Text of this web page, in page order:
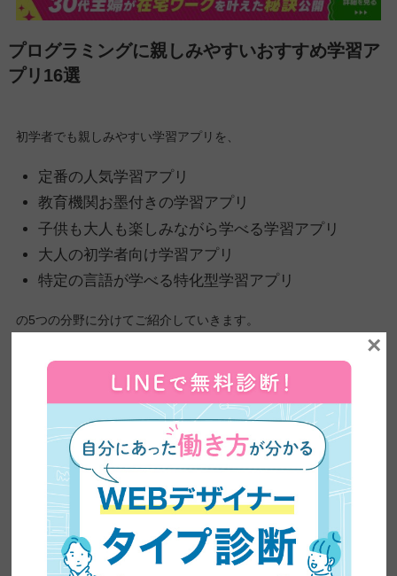
プログラミングに親しみやすいおすすめ学習ア
プリ16選
初学者でも親しみやすい学習アプリを、
定番の人気学習アプリ
教育機関お墨付きの学習アプリ
子供も大人も楽しみながら学べる学習アプリ
大人の初学者向け学習アプリ
特定の言語が学べる特化型学習アプリ
の5つの分野に分けてご紹介していきます。
プログラミングといえばこれ！定番の人気学習
アプリ3選
「プログラミングの学習アプリ」といえば必ず名前が上がる、定
番アプリを3つご紹介します。
Progate
×